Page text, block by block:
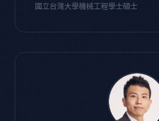
國立台灣大學機械工程學士碩士